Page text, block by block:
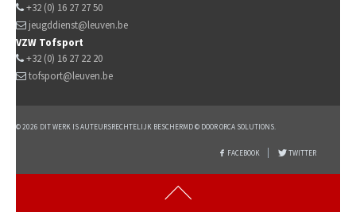
+32 (0) 16 27 27 50
jeugddienst@leuven.be
VZW Tofsport
+32 (0) 16 27 22 20
tofsport@leuven.be
© 2026 DIT WERK IS AUTEURSRECHTELIJK BESCHERMD © DOOR ORCA SOLUTIONS.
FACEBOOK TWITTER